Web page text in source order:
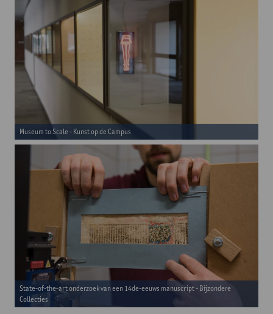
Museum to Scale - Kunst op de Campus
State-of-the-art onderzoek van een 14de-eeuws manuscript - Bijzondere
Collecties